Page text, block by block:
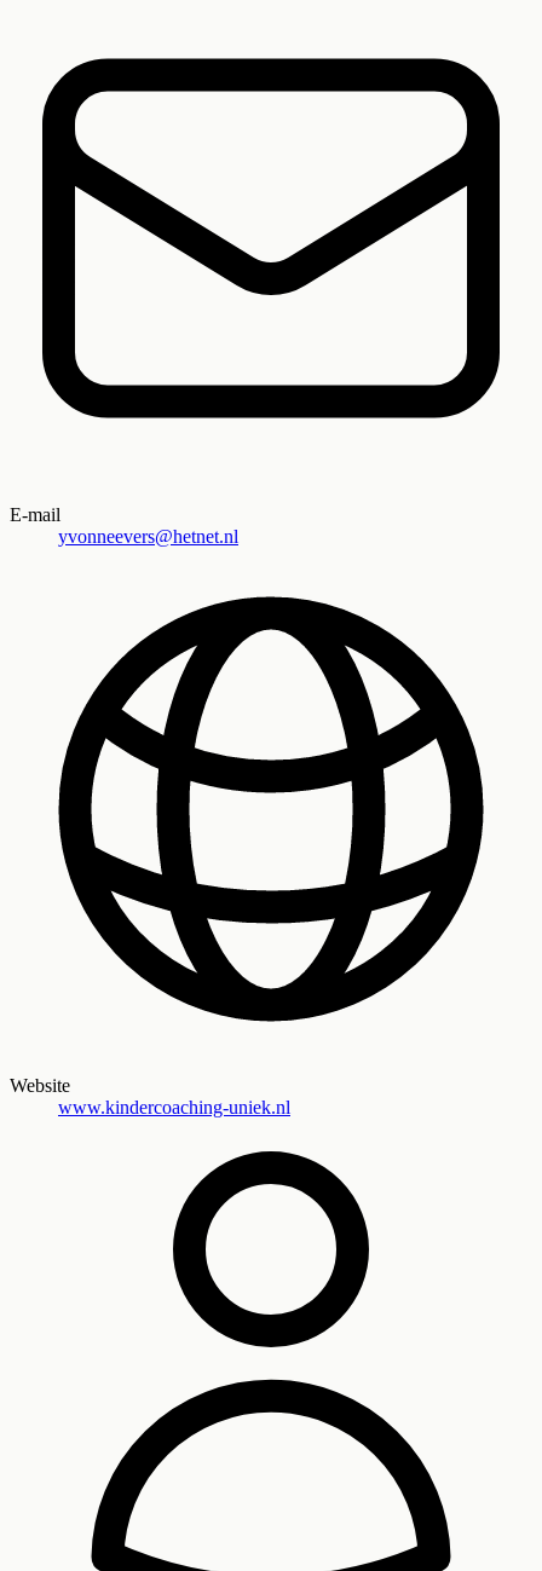
E-mail
yvonneevers@hetnet.nl
Website
www.kindercoaching-uniek.nl